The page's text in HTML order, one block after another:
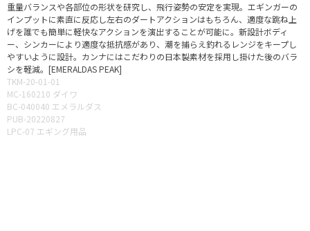
重量バランスや各部位の形状を研究し、飛行姿勢の安定を実現。エギンガーの
インプットに素直に反応し左右のダートアクションはもちろん、適度な跳ね上
げを誰でも簡単に軽快なアクションを演出することが可能に。新設計ボディ
ー、シンカーにより適度な抵抗感があり、潮を捕らえ釣れるレンジをキープし
やすいように設計。カンナにはこだわりの日本製素材を採用し掛けた後のバラ
シを軽減。[EMERALDAS PEAK]
TKM-20-01-01
MC-160210 ダイワ
BC-040040 エメラルダス
PUB-20220827
LPC-07 エギング用品